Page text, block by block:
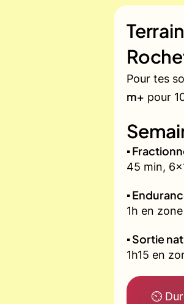
Pour tes
m+ pour
▪️
45 min,
▪️
1h en
▪️ Sortie
1h15 en
⏲